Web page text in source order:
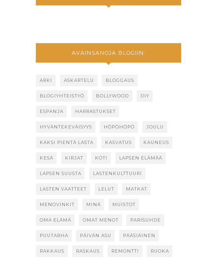
AVAINSANOJA BLOGIIN:
ARKI ASKARTELU BLOGGAUS
BLOGIYHTEISTYÖ BOLLYWOOD DIY
ESPANJA HARRASTUKSET
HYVÄNTEKEVÄISYYS HÖPÖHÖPÖ JOULU
KAKSI PIENTÄ LASTA KASVATUS KAUNEUS
KESÄ KIRJAT KOTI LAPSEN ELÄMÄÄ
LAPSEN SUUSTA LASTENKULTTUURI
LASTEN VAATTEET LELUT MATKAT
MENOVINKIT MINÄ MUISTOT
OMA ELÄMÄ OMAT MENOT PARISUHDE
PUUTARHA PÄIVÄN ASU PÄÄSIÄINEN
RAKKAUS RASKAUS REMONTTI RUOKA